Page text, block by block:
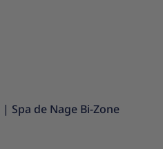
| Spa de Nage Bi-Zone